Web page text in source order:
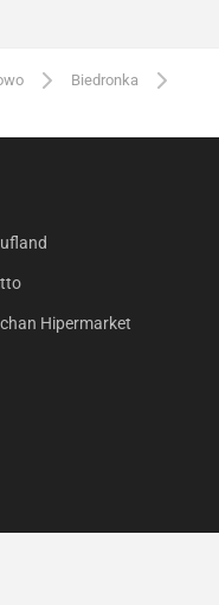
Biedronka
Hipermarket